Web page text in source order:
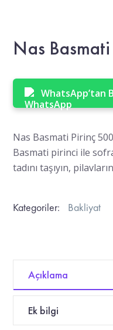
Nas
WhatsApp’tan
Nas Basmati Pirinç
Basmati pirinci ile
tadını taşıyın,
Kategoriler: Bakliyat
Açıklama
Ek bilgi